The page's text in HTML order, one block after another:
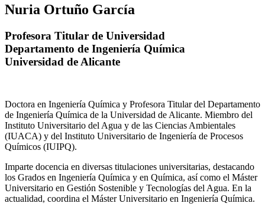
Nuria Ortuño García
Profesora Titular de Universidad
Departamento de Ingeniería Química
Universidad de Alicante
Doctora en Ingeniería Química y Profesora Titular del Departamento
de Ingeniería Química de la Universidad de Alicante. Miembro del
Instituto Universitario del Agua y de las Ciencias Ambientales
(IUACA) y del Instituto Universitario de Ingeniería de Procesos
Químicos (IUIPQ).
Imparte docencia en diversas titulaciones universitarias, destacando
los Grados en Ingeniería Química y en Química, así como el Máster
Universitario en Gestión Sostenible y Tecnologías del Agua. En la
actualidad, coordina el Máster Universitario en Ingeniería Química.